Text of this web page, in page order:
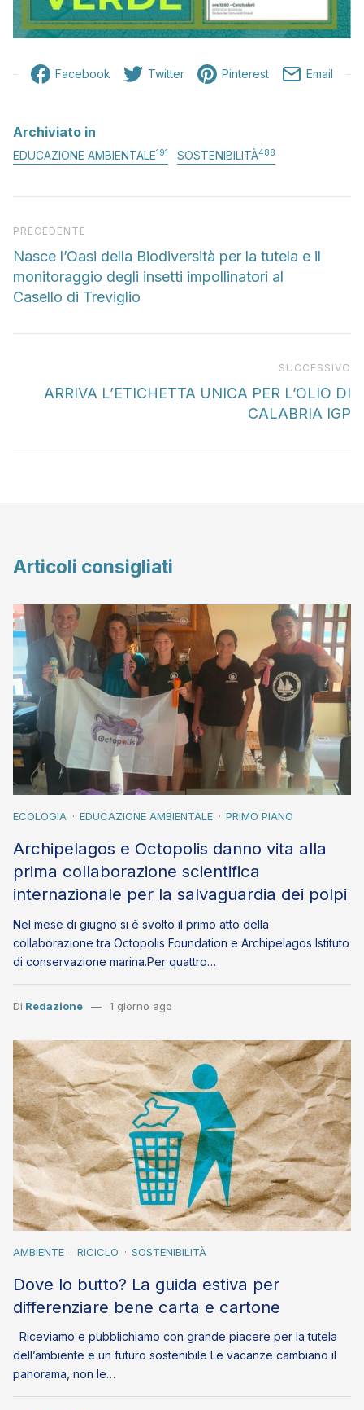
Facebook Twitter Pinterest Email
Archiviato in
EDUCAZIONE AMBIENTALE191 SOSTENIBILITÀ488
Articolo precedente
PRECEDENTE
Nasce l’Oasi della Biodiversità per la tutela e il
monitoraggio degli insetti impollinatori al
Casello di Treviglio
SUCCESSIVO
ARRIVA L’ETICHETTA UNICA PER L’OLIO DI
CALABRIA IGP
Articoli consigliati
ECOLOGIA EDUCAZIONE AMBIENTALE PRIMO PIANO
Archipelagos e Octopolis danno vita alla
prima collaborazione scientifica
internazionale per la salvaguardia dei polpi
Nel mese di giugno si è svolto il primo atto della
collaborazione tra Octopolis Foundation e Archipelagos Istituto
di conservazione marina.Per quattro…
Di Redazione 1 giorno ago
AMBIENTE RICICLO SOSTENIBILITÀ
Dove lo butto? La guida estiva per
differenziare bene carta e cartone
Riceviamo e pubblichiamo con grande piacere per la tutela
dell’ambiente e un futuro sostenibile Le vacanze cambiano il
panorama, non le…